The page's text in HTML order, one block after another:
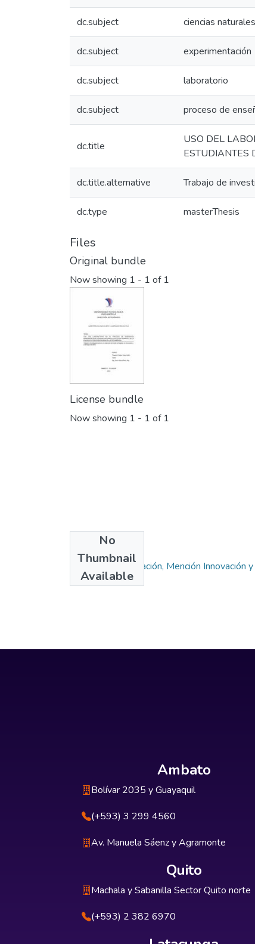
dc.subject ciencias naturales
dc.subject experimentación
dc.subject laboratorio
dc.subject proceso de
dc.title
USO DEL
ESTUDIANTES
dc.title.alternative Trabajo de
dc.type masterThesis
Files
Original bundle
Now showing 1 - 1 of 1
License bundle
Now showing 1 - 1 of 1
No
Thumbnail
Available
Collections
Maestría en Educación, Mención Innovación
Ambato
Bolívar 2035 y Guayaquil
(+593) 3 299 4560
Av. Manuela Sáenz y Agramonte
Quito
Machala y Sabanilla Sector Quito norte
(+593) 2 382 6970